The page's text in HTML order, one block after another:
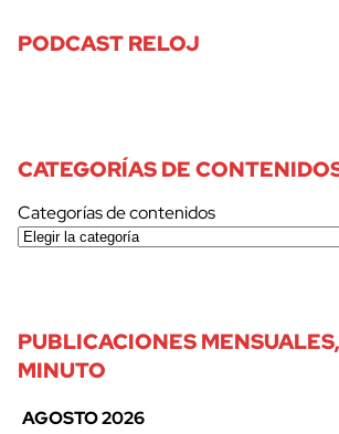
PODCAST RELOJ
CATEGORÍAS DE
Categorías de contenidos
PUBLICACIONES
MINUTO
AGOSTO 2026